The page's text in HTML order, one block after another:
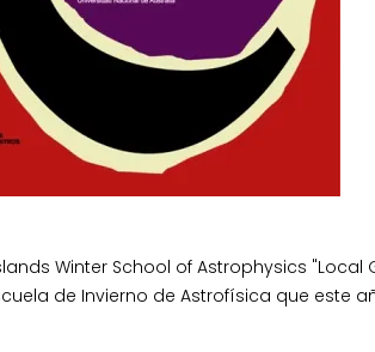
Winter School of Astrophysics "Local
de Invierno de Astrofísica que este